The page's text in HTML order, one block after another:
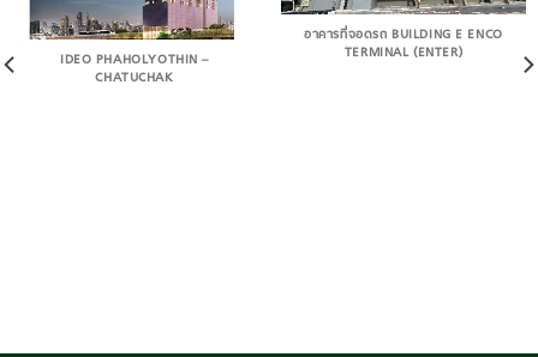
IDEO PHAHOLYOTHIN –
CHATUCHAK
อาคารที่จอดรถ BUILDING E ENCO
TERMINAL (ENTER)